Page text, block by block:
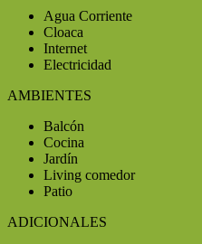
Agua Corriente
Cloaca
Internet
Electricidad
AMBIENTES
Balcón
Cocina
Jardín
Living comedor
Patio
ADICIONALES